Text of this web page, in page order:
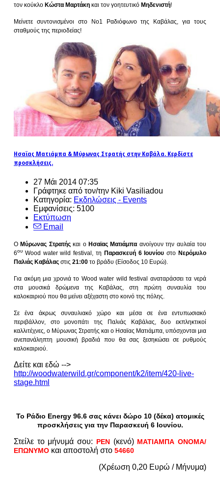
τον κούκλο Κώστα Μαρτάκη και τον γοητευτικό Μηδενιστή!
Μείνετε συντονισμένοι στο Νο1 Ραδιόφωνο της Καβάλας, για τους
σταθμούς της περιοδείας!
Ησαϊας Ματιάμπα & Μύρωνας Στρατής στην Καβάλα. Κερδίστε
προσκλήσεις.
27 Μάι 2014 07:35
Γράφτηκε από τον/την Kiki Vasiliadou
Κατηγορία: Εκδηλώσεις - Events
Εμφανίσεις: 5100
Εκτύπωση
Email
Ο Μύρωνας Στρατήςκαι ο Ησαϊας Ματιάμπα ανοίγουν την αυλαία του
6ου Wood water wild festival, τη Παρασκευή 6 Ιουνίου στο Νερόμυλο
Παλιάς Καβάλας στις 21:00 το βράδυ (Είσοδος 10 Ευρώ).
Για ακόμη μια χρονιά το Wood water wild festival αναταράσσει τα νερά
στα μουσικά δρώμενα της Καβάλας, στη πρώτη συναυλία του
καλοκαιριού που θα μείνει αξέχαστη στο κοινό της πόλης.
Σε ένα άκρως συναυλιακό χώρο και μέσα σε ένα εντυπωσιακό
περιβάλλον, στο μονοπάτι της Παλιάς Καβάλας, δυο εκπληκτικοί
καλλιτέχνες, ο Μύρωνας Στρατής και ο Ησαϊας Ματιάμπα, υπόσχονται μια
ανεπανάληπτη μουσική βραδιά που θα σας ξεσηκώσει σε ρυθμούς
καλοκαιριού.
Δείτε και εδώ -->
http://woodwaterwild.gr/component/k2/item/420-live-
stage.html
Το Ράδιο Energy 96.6 σας κάνει δώρο 10 (δέκα) ατομικές
προσκλήσεις για την Παρασκευή 6 Ιουνίου.
Στείλε το μήνυμά σου: ΡΕΝ(κενό) ΜΑΤΙΑΜΠΑ ΟΝΟΜΑ/
ΕΠΩΝΥΜΟ και αποστολή στο 54660
(Χρέωση 0,20 Ευρώ / Μήνυμα)